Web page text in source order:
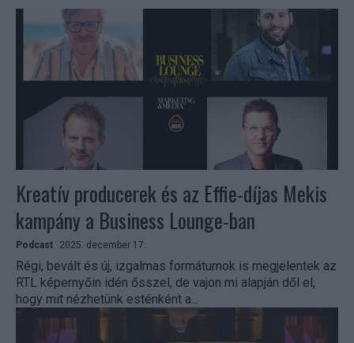
Kreatív producerek és az Effie-díjas Mekis
kampány a Business Lounge-ban
Podcast 2025. december 17.
Régi, bevált és új, izgalmas formátumok is megjelentek az
RTL képernyőin idén ősszel, de vajon mi alapján dől el,
hogy mit nézhetünk esténként a...